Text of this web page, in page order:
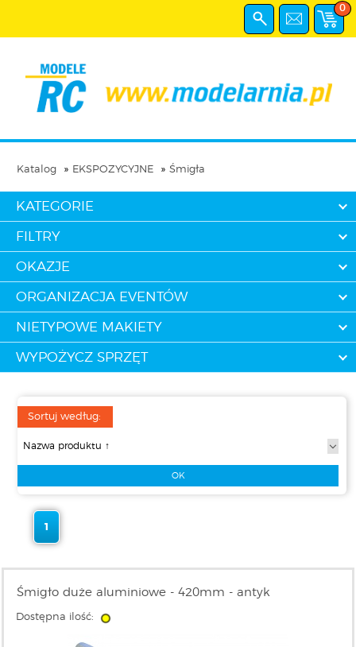
0
Katalog EKSPOZYCYJNE Śmigła
KATEGORIE
FILTRY
OKAZJE
ORGANIZACJA EVENTÓW
NIETYPOWE MAKIETY
WYPOŻYCZ SPRZĘT
Sortuj według:
1
Śmigło duże aluminiowe - 420mm - antyk
Dostępna ilość: